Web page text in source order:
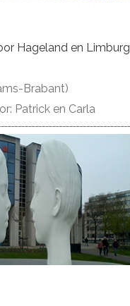
Hageland en Limburg
Brabant)
Patrick en Carla